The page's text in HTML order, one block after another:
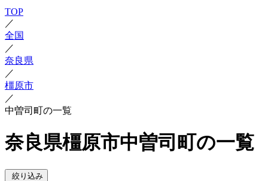
TOP
／
全国
／
奈良県
／
橿原市
／
中曽司町の一覧
奈良県橿原市中曽司町の一覧
絞り込み